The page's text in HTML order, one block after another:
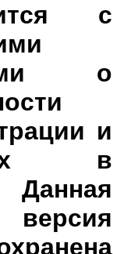
с
о
и
в
Данная